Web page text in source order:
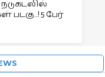
5 பேர்